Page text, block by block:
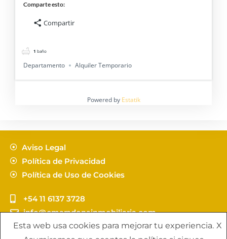
Comparte esto:
Compartir
1 baño
Departamento Alquiler Temporario
Powered by Estatik
Aviso Legal
Política de Privacidad
Política de Uso de Cookies
+54 11 6137 3728
info@cmaradonainmobiliaria.com
Copyright C. Maradona Propuestas Inmobiliarias - by
Esta web usa cookies para mejorar tu experiencia. X